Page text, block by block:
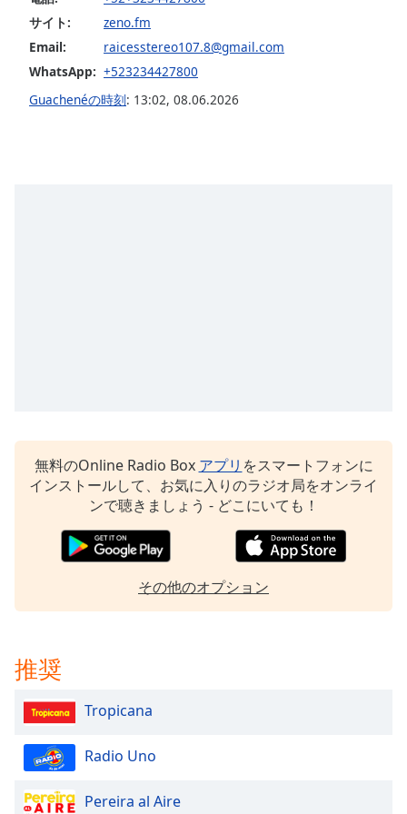
dialog
window.
Escape
Opacity
Background
Font
Size
Text
Edge
Style
サイト:
zeno.fm
Email:
raicesstereo107.8@gmail.com
WhatsApp: +523234427800
Guachenéの時刻: 13:02, 08.06.2026
無料のOnline Radio Box アプリ をスマートフォンに
インストールして、お気に入りのラジオ局をオンライ
ンで聴きましょう - どこにいても！
その他のオプション
推奨
Tropicana
Radio Uno
Pereira al Aire